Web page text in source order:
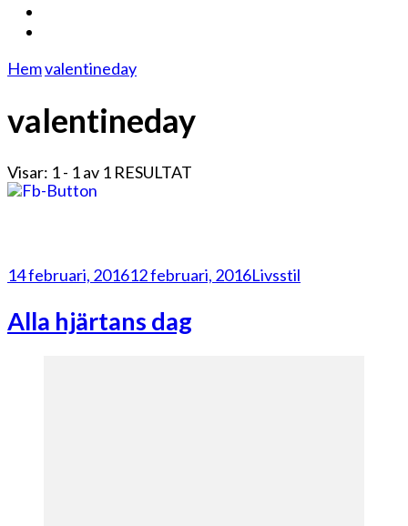
Hemvalentineday
valentineday
Visar: 1 - 1 av 1 RESULTAT
14 februari, 201612 februari, 2016Livsstil
Alla hjärtans dag